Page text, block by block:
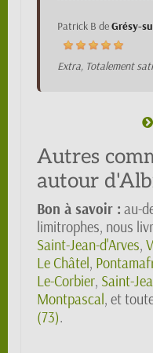
Patrick B deGrésy-
Extra, Totalement
Autres
autour
Bon à savoir : au-
limitrophes, nous
Saint-Jean-d'Arves,
Le Châtel,
Le-Corbier, Saint-
Montpascal, et
(73).